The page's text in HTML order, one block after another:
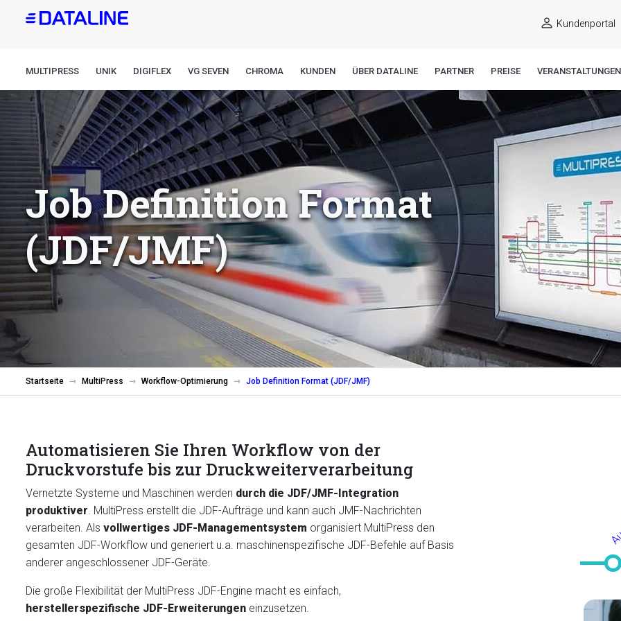
Kundenportal
MULTIPRESS UNIK DIGIFLEX VG SEVEN CHROMA KUNDEN ÜBER DATALINE PARTNER PREISE VERANSTALTUNGEN
Job Definition Format
(JDF/JMF)
Startseite MultiPress Workflow-Optimierung Job Definition Format (JDF/JMF)
Automatisieren Sie Ihren Workflow von der
Druckvorstufe bis zur Druckweiterverarbeitung
Vernetzte Systeme und Maschinen werden durch die JDF/JMF-Integration
produktiver. MultiPress erstellt die JDF-Aufträge und kann auch JMF-Nachrichten
verarbeiten. Als vollwertiges JDF-Managementsystem organisiert MultiPress den
gesamten JDF-Workflow und generiert u.a. maschinenspezifische JDF-Befehle auf Basis
anderer angeschlossener JDF-Geräte.
Die große Flexibilität der MultiPress JDF-Engine macht es einfach,
herstellerspezifische JDF-Erweiterungen einzusetzen.